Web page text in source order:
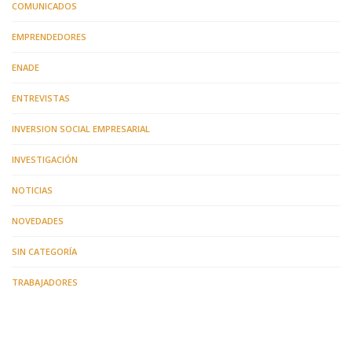
COMUNICADOS
EMPRENDEDORES
ENADE
ENTREVISTAS
INVERSION SOCIAL EMPRESARIAL
INVESTIGACIÓN
NOTICIAS
NOVEDADES
SIN CATEGORÍA
TRABAJADORES